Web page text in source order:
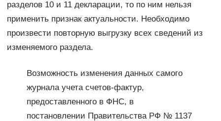
разделов 10 и 11 декларации, то по ним нельзя
применить признак актуальности. Необходимо
произвести повторную выгрузку всех сведений из
изменяемого раздела.
Возможность изменения данных самого
журнала учета счетов-фактур,
предоставленного в ФНС, в
постановлении Правительства РФ № 1137